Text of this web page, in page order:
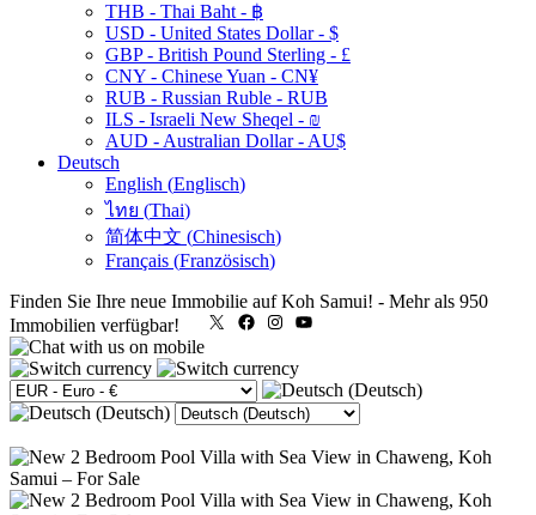
THB - Thai Baht - ฿
USD - United States Dollar - $
GBP - British Pound Sterling - £
CNY - Chinese Yuan - CN¥
RUB - Russian Ruble - RUB
ILS - Israeli New Sheqel - ₪
AUD - Australian Dollar - AU$
Deutsch
English (Englisch)
ไทย (Thai)
简体中文 (Chinesisch)
Français (Französisch)
Finden Sie Ihre neue Immobilie auf Koh Samui! - Mehr als 950
Immobilien verfügbar!
X FacebookInstagram